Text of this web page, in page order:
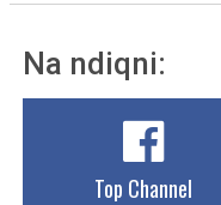
Na ndiqni:
Top Channel